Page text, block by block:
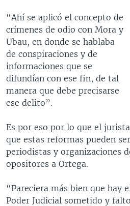
“Ahí se aplicó el concepto de
crímenes de odio con Mora y
Ubau, en donde se hablaba
de conspiraciones y de
informaciones que se
difundían con ese fin, de tal
manera que debe precisarse
ese delito”.
Es por eso por lo que el
que estas reformas pueden
periodistas y organizaciones
opositores a Ortega.
“Pareciera más bien que hay
Poder Judicial sometido y